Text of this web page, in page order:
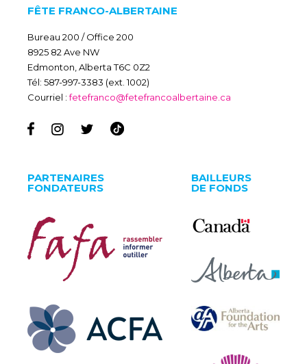
FÊTE FRANCO-ALBERTAINE
Bureau 200 / Office 200
8925 82 Ave NW
Edmonton, Alberta T6C 0Z2
Tél: 587-997-3383 (ext. 1002)
Courriel :fetefranco@fetefrancoalbertaine.ca
PARTENAIRES
FONDATEURS
BAILLEURS
DE FONDS